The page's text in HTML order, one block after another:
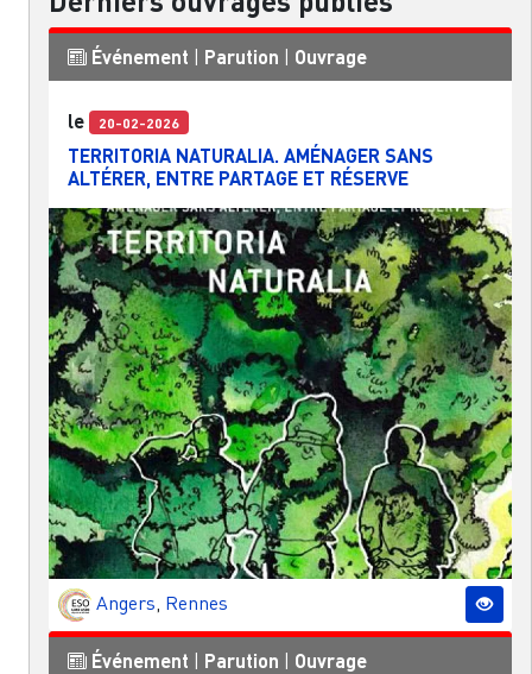
Événement Parution Ouvrage
le 20-02-2026
TERRITORIA NATURALIA. AMÉNAGER SANS
ALTÉRER, ENTRE PARTAGE ET RÉSERVE
Angers, Rennes
Événement Parution Ouvrage